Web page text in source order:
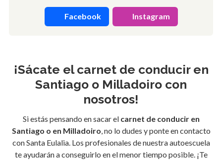
Facebook Instagram
¡Sácate el carnet de conducir en
Santiago o Milladoiro con
nosotros!
Si estás pensando en sacar el carnet de conducir en
Santiago o en Milladoiro, no lo dudes y ponte en contacto
con Santa Eulalia. Los profesionales de nuestra autoescuela
te ayudarán a conseguirlo en el menor tiempo posible. ¡Te